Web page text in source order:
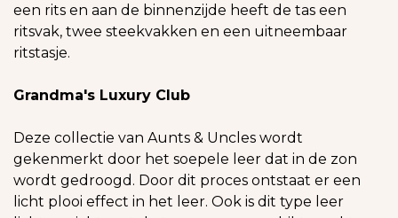
een rits en aan de binnenzijde heeft de tas een
ritsvak, twee steekvakken en een uitneembaar
ritstasje.
Grandma's Luxury Club
Deze collectie van Aunts & Uncles wordt
gekenmerkt door het soepele leer dat in de zon
wordt gedroogd. Door dit proces ontstaat er een
licht plooi effect in het leer. Ook is dit type leer